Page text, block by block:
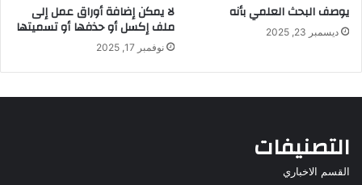
يوصف البحث العلمي بأنه
ديسمبر 23, 2025
لا يمكن إضافة أوراق عمل إلى
ملف إكسل أو حذفها أو تسميتها
نوفمبر 17, 2025
التصنيفات
القسم الاخباري